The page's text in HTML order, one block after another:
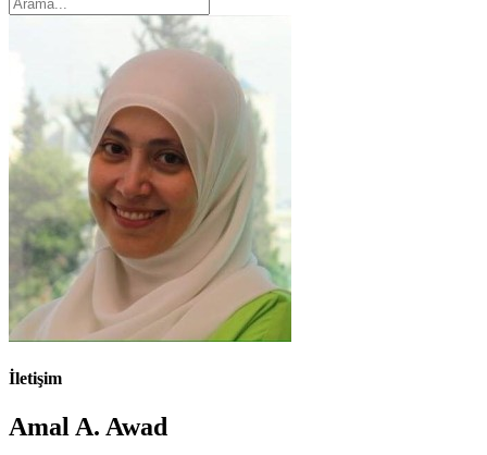
İletişim
Amal A. Awad